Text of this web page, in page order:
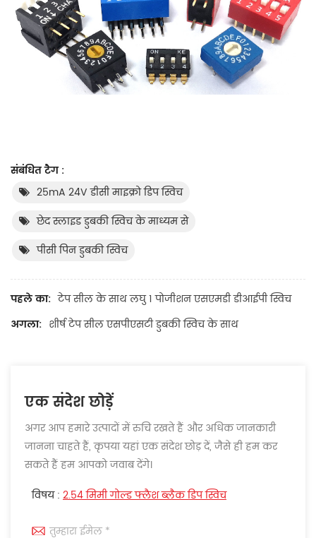
संबंधित टैग :
25mA 24V डीसी माइक्रो डिप स्विच
छेद स्लाइड डुबकी स्विच के माध्यम से
पीसी पिन डुबकी स्विच
पहले का: टेप सील के साथ लघु 1 पोजीशन एसएमडी डीआईपी स्विच
अगला: शीर्ष टेप सील एसपीएसटी डुबकी स्विच के साथ
एक संदेश छोड़ें
अगर आप हमारे उत्पादों में रुचि रखते हैं और अधिक जानकारी
जानना चाहते हैं, कृपया यहां एक संदेश छोड़ दें, जैसे ही हम कर
सकते हैं हम आपको जवाब देंगे।
विषय : 2.54 मिमी गोल्ड फ्लैश ब्लैक डिप स्विच